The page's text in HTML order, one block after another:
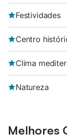
Festividades
Centro
Clima
Natureza
Melhores